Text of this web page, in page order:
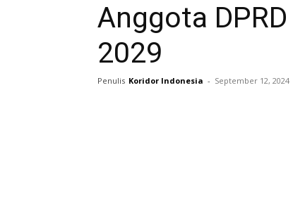
Anggota
2029
Penulis Koridor Indonesia - September 12, 2024